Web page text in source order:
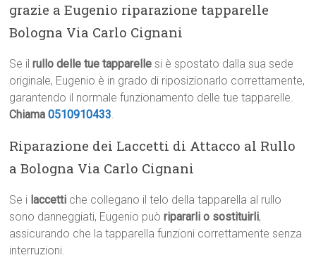
grazie a Eugenio riparazione tapparelle
Bologna Via Carlo Cignani
Se ilrullo delle tue tapparelle si è spostato dalla sua sede
originale, Eugenio è in grado di riposizionarlo correttamente,
garantendo il normale funzionamento delle tue tapparelle.
Chiama0510910433.
Riparazione dei Laccetti di Attacco al Rullo
a Bologna Via Carlo Cignani
Se i laccetti che collegano il telo della tapparella al rullo
sono danneggiati, Eugenio puòripararli o sostituirli,
assicurando che la tapparella funzioni correttamente senza
interruzioni.